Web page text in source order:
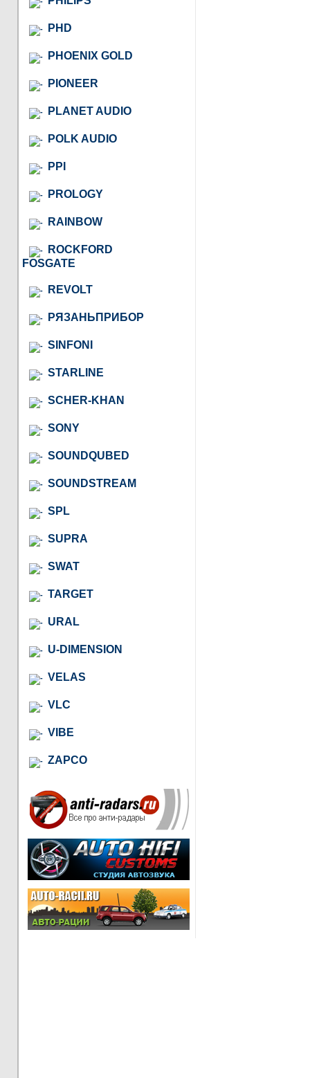
PHD
PHOENIX GOLD
PIONEER
PLANET AUDIO
POLK AUDIO
PPI
PROLOGY
RAINBOW
ROCKFORD
FOSGATE
REVOLT
РЯЗАНЬПРИБОР
SINFONI
STARLINE
SCHER-KHAN
SONY
SOUNDQUBED
SOUNDSTREAM
SPL
SUPRA
SWAT
TARGET
URAL
U-DIMENSION
VELAS
VLC
VIBE
ZAPCO